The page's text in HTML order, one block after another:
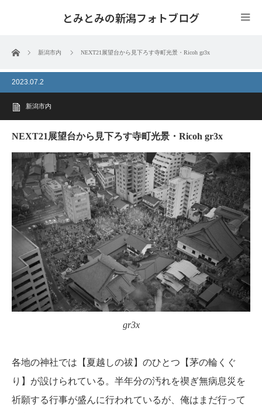
とみとみの新潟フォトブログ
ホーム 新潟市内 NEXT21展望台から見下ろす寺町光景・Ricoh gr3x
2023.07.2
新潟市内
NEXT21展望台から見下ろす寺町光景・Ricoh gr3x
gr3x
各地の神社では【夏越しの祓】のひとつ【茅の輪くぐ
り】が設けられている。半年分の汚れを禊ぎ無病息災を
祈願する行事が盛んに行われているが、俺はまだ行って